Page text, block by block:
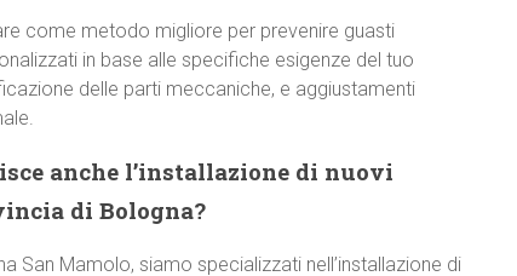
come metodo migliore per prevenire guasti
in base alle specifiche esigenze del tuo
delle parti meccaniche, e aggiustamenti
anche l’installazione di nuovi
di Bologna?
San Mamolo, siamo specializzati nell’installazione di